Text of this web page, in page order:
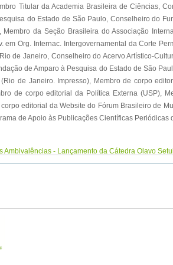
Titular da Academia Brasileira de Ciências,
do Estado de São Paulo, Conselheiro do
da Seção Brasileira do Associação
em Org. Internac. Intergovernamental da Corte
de Janeiro, Conselheiro do Acervo Artístico-
de Amparo à Pesquisa do Estado de São
de Janeiro. Impresso), Membro de corpo
de corpo editorial da Política Externa (USP),
editorial da Website do Fórum Brasileiro de
de Apoio às Publicações Científicas Periódicas
Ambivalências - Lançamento da Cátedra Olavo